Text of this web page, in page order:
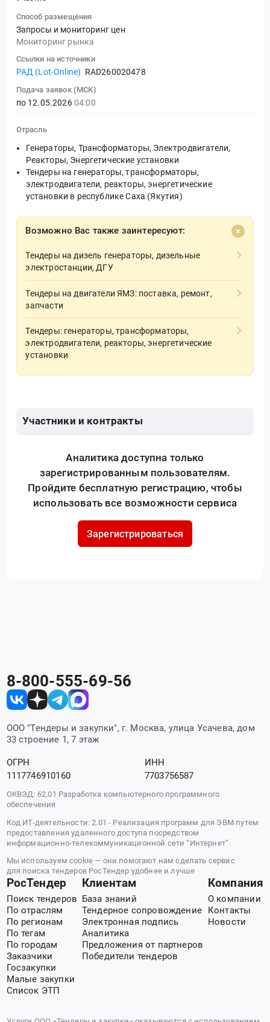
Способ размещения
Запросы и мониторинг цен
Мониторинг рынка
Ссылки на источники
РАД (Lot-Online) RAD260020478
Подача заявок (МСК)
по 12.05.202604:00
Отрасль
Генераторы, Трансформаторы, Электродвигатели,
Реакторы, Энергетические установки
Тендеры на генераторы, трансформаторы,
электродвигатели, реакторы, энергетические
установки в республике Саха (Якутия)
Возможно Вас также заинтересуют:
Тендеры на дизель генераторы, дизельные
электростанции, ДГУ
Тендеры на двигатели ЯМЗ: поставка, ремонт,
запчасти
Тендеры: генераторы, трансформаторы,
электродвигатели, реакторы, энергетические
установки
Участники и контракты
Аналитика доступна только
зарегистрированным пользователям.
Пройдите бесплатную регистрацию, чтобы
использовать все возможности сервиса
Зарегистрироваться
8-800-555-69-56
ООО "Тендеры и закупки", г. Москва, улица Усачева, дом
33 строение 1, 7 этаж
ОГРН
1117746910160
ИНН
7703756587
ОКВЭД: 62.01 Разработка компьютерного программного
обеспечения
Код ИТ-деятельности: 2.01 - Реализация программ для ЭВМ путем
предоставления удаленного доступа посредством
информационно-телекоммуникационной сети “Интернет”
Мы используем cookie — они помогают нам сделать сервис
для поиска тендеров РосТендер удобнее и лучше
РосТендер
Поиск тендеров
По отраслям
По регионам
По тегам
По городам
Заказчики
Госзакупки
Малые закупки
Список ЭТП
Клиентам
База знаний
Тендерное сопровождение
Электронная подпись
Аналитика
Предложения от партнеров
Победители тендеров
Компания
О компании
Контакты
Новости